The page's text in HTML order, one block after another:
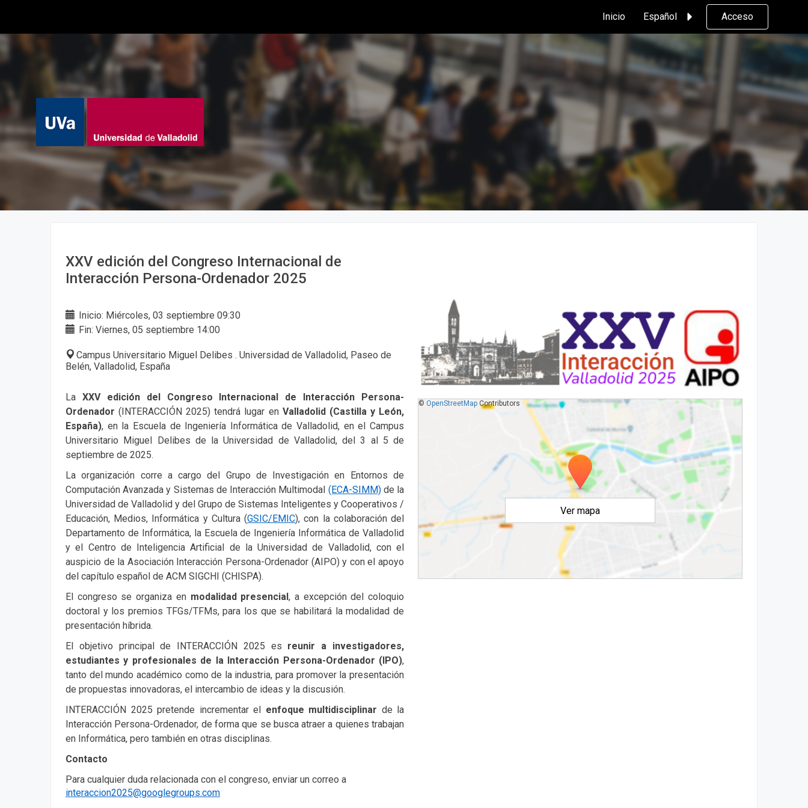
Inicio Español Acceso
XXV edición del Congreso Internacional de
Interacción Persona-Ordenador 2025
Inicio: Miércoles, 03 septiembre 09:30
Fin: Viernes, 05 septiembre 14:00
Campus Universitario Miguel Delibes . Universidad de Valladolid, Paseo de
Belén, Valladolid, España
La XXV edición del Congreso Internacional de Interacción Persona-
Ordenador(INTERACCIÓN 2025) tendrá lugar en Valladolid (Castilla y León,
España), en la Escuela de Ingeniería Informática de Valladolid, en el Campus
Universitario Miguel Delibes de la Universidad de Valladolid, del 3 al 5 de
septiembre de 2025.
La organización corre a cargo del Grupo de Investigación en Entornos de
Computación Avanzada y Sistemas de Interacción Multimodal (ECA-SIMM)de la
Universidad de Valladolid y del Grupo de Sistemas Inteligentes y Cooperativos /
Educación, Medios, Informática y Cultura (GSIC/EMIC), con la colaboración del
Departamento de Informática, la Escuela de Ingeniería Informática de Valladolid
y el Centro de Inteligencia Artificial de la Universidad de Valladolid, con el
auspicio de la Asociación Interacción Persona-Ordenador (AIPO) y con el apoyo
del capítulo español de ACM SIGCHI (CHISPA).
El congreso se organiza en modalidad presencial, a excepción del coloquio
doctoral y los premios TFGs/TFMs, para los que se habilitará la modalidad de
presentación híbrida.
El objetivo principal de INTERACCIÓN 2025 es reunir a investigadores,
estudiantes y profesionales de la Interacción Persona-Ordenador (IPO),
tanto del mundo académico como de la industria, para promover la presentación
de propuestas innovadoras, el intercambio de ideas y la discusión.
INTERACCIÓN 2025 pretende incrementar el enfoque multidisciplinar de la
Interacción Persona-Ordenador, de forma que se busca atraer a quienes trabajan
en Informática, pero también en otras disciplinas.
Contacto
Para cualquier duda relacionada con el congreso, enviar un correo a
interaccion2025@googlegroups.com
Ver mapa
© OpenStreetMapContributors